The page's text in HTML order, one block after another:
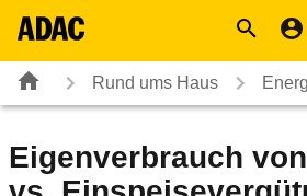
Rund ums Haus
Eigenverbrauch